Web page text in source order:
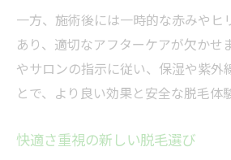
一方、施術後には一時的な赤みやヒ
あり、適切なアフターケアが欠かせ
やサロンの指示に従い、保湿や紫外
とで、より良い効果と安全な脱毛体
快適さ重視の新しい脱毛選び